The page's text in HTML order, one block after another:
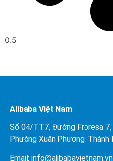
Alibaba Việt Nam
Số 04/TT7, Đường Froresa
Phường Xuân Phương, Thành
Email: info@alibabavietnam.vn